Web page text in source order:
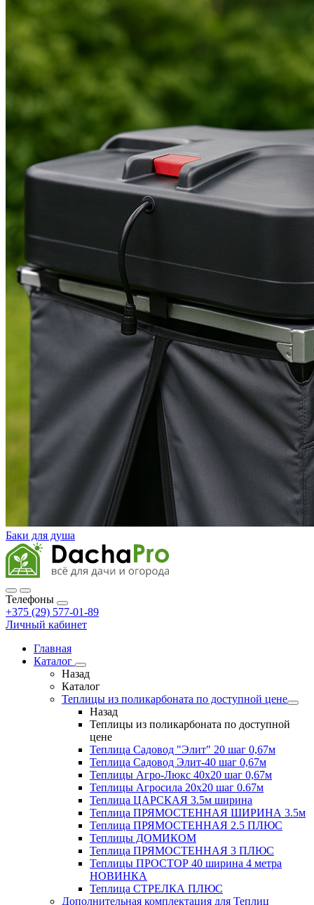
Баки для душа
Телефоны
+375 (29) 577-01-89
Личный кабинет
Главная
Каталог
Назад
Каталог
Теплицы из поликарбоната по доступной цене
Назад
Теплицы из поликарбоната по доступной
цене
Теплица Садовод "Элит" 20 шаг 0,67м
Теплица Садовод Элит-40 шаг 0,67м
Теплицы Агро-Люкс 40х20 шаг 0,67м
Теплицы Агросила 20х20 шаг 0.67м
Теплица ЦАРСКАЯ 3.5м ширина
Теплица ПРЯМОСТЕННАЯ ШИРИНА 3.5м
Теплица ПРЯМОСТЕННАЯ 2.5 ПЛЮС
Теплицы ДОМИКОМ
Теплица ПРЯМОСТЕННАЯ 3 ПЛЮС
Теплицы ПРОСТОР 40 ширина 4 метра
НОВИНКА
Теплица СТРЕЛКА ПЛЮС
Дополнительная комплектация для Теплиц